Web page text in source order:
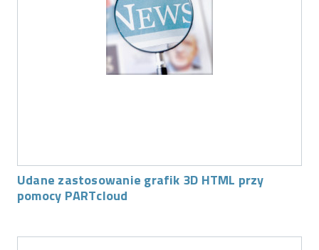
Udane zastosowanie grafik 3D HTML przy
pomocy PARTcloud